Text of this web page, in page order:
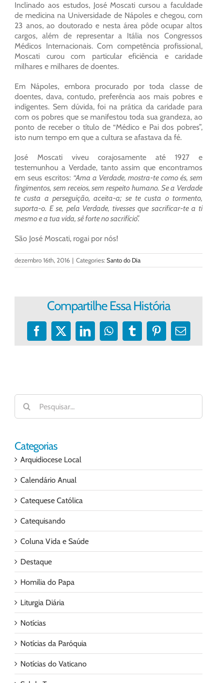
Inclinado aos estudos, José Moscati cursou a faculdade
de medicina na Universidade de Nápoles e chegou, com
23 anos, ao doutorado e nesta área pôde ocupar altos
cargos, além de representar a Itália nos Congressos
Médicos Internacionais. Com competência profissional,
Moscati curou com particular eficiência e caridade
milhares e milhares de doentes.
Em Nápoles, embora procurado por toda classe de
doentes, dava, contudo, preferência aos mais pobres e
indigentes. Sem dúvida, foi na prática da caridade para
com os pobres que se manifestou toda sua grandeza, ao
ponto de receber o título de “Médico e Pai dos pobres”,
isto num tempo em que a cultura se afastava da fé.
José Moscati viveu corajosamente até 1927 e
testemunhou a Verdade, tanto assim que encontramos
em seus escritos: “Ama a Verdade, mostra-te como és, sem
fingimentos, sem receios, sem respeito humano. Se a Verdade
te custa a perseguição, aceita-a; se te custa o tormento,
suporta-o. E se, pela Verdade, tivesses que sacrificar-te a ti
mesmo e a tua vida, sê forte no sacrifício”.
São José Moscati, rogai por nós!
dezembro 16th, 2016 | Categories: Santo do Dia
Compartilhe Essa História
Facebook
X LinkedInWhatsApp
TumblrPinterest
E-
Buscar
resultados
para:
Categorias
Arquidiocese Local
Calendário Anual
Catequese Católica
Catequisando
Coluna Vida e Saúde
Destaque
Homilia do Papa
Liturgia Diária
Notícias
Notícias da Paróquia
Notícias do Vaticano